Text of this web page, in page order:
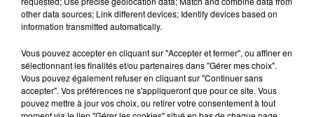
200 g de champignons de Paris,
4 tranches de jambon cru fumé,
150 g de Comté râpé,
20 cl de crème fraîche,
Sel, poivre
other data sources; Link different devices; Identify devices based on
information transmitted automatically.
Vous pouvez accepter en cliquant sur "Accepter et fermer", ou affiner en
sélectionnant les finalités et/ou partenaires dans "Gérer mes choix".
Vous pouvez également refuser en cliquant sur "Continuer sans
accepter". Vos préférences ne s'appliqueront que pour ce site. Vous
pouvez mettre à jour vos choix, ou retirer votre consentement à tout